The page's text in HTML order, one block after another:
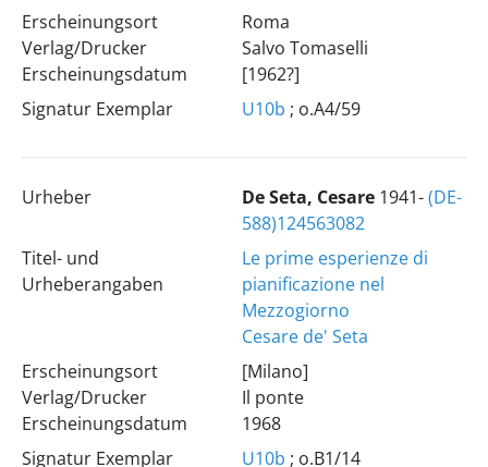
Erscheinungsort
Verlag/Drucker
Erscheinungsdatum
Roma
Salvo Tomaselli
[1962?]
Signatur Exemplar
U10b ; o.A4/59
Urheber De Seta, Cesare1941-(DE-
588)124563082
Titel- und
Urheberangaben
Le prime esperienze di
pianificazione nel
Mezzogiorno
Cesare de' Seta
Erscheinungsort
Verlag/Drucker
Erscheinungsdatum
[Milano]
Il ponte
1968
Signatur Exemplar
U10b ; o.B1/14